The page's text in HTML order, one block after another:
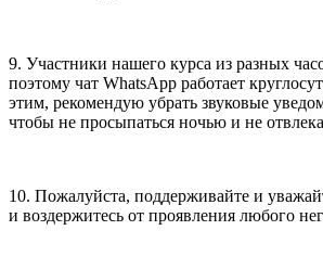
9. Участники нашего курса из разных
поэтому чат WhatsApp работает
этим, рекомендую убрать звуковые
чтобы не просыпаться ночью и не
10. Пожалуйста, поддерживайте и
и воздержитесь от проявления любого